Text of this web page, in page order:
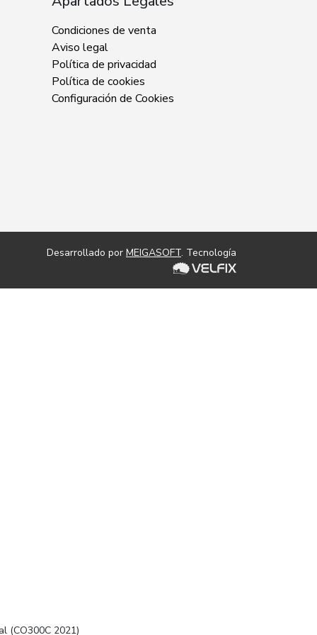
Condiciones de venta
Aviso legal
Política de privacidad
Política de cookies
Configuración de Cookies
Desarrollado por MEIGASOFT. Tecnología
(CO300C 2021)